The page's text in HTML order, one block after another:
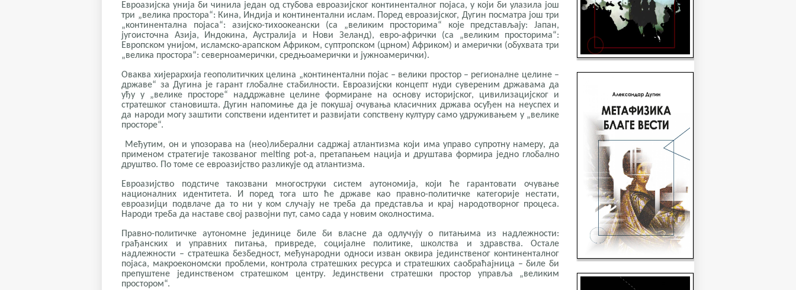
Евроазијска унија би чинила један од стубова евроазијског континенталног појаса, у који би улазила још
три „велика простора“: Кина, Индија и континентални ислам. Поред евроазијског, Дугин посматра још три
„континентална појаса“: азијско-тихоокеански (са „великим просторима“ које представљају: Јапан,
југоисточна Азија, Индокина, Аустралија и Нови Зеланд), евро-афрички (са „великим просторима“:
Европском унијом, исламско-арапском Африком, суптропском (црном) Африком) и амерички (обухвата три
„велика простора“: северноамерички, средњоамерички и јужноамерички).
Оваква хијерархија геополитичких целина „континентални појас – велики простор – регионалне целине –
државе“ за Дугина је гарант глобалне стабилности. Евроазијски концепт нуди сувереним државама да
уђу у „велике просторе“ наддржавне целине формиране на основу историјског, цивилизацијског и
стратешког становишта. Дугин напомиње да је покушај очувања класичних држава осуђен на неуспех и
да народи могу заштити сопствени идентитет и развијати сопствену културу само удруживањем у „велике
просторе“.
Међутим, он и упозорава на (нео)либерални садржај атлантизма који има управо супротну намеру, да
применом стратегије такозваног melting pot-a, претапањем нација и друштава формира једно глобално
друштво. По томе се евроазијство разликује од атлантизма.
Евроазијство подстиче такозвани многоструки систем аутономија, који ће гарантовати очување
националних идентитета. И поред тога што ће државе као правно-политичке категорије нестати,
евроазијци подвлаче да то ни у ком случају не треба да представља и крај народотворног процеса.
Народи треба да наставе свој развојни пут, само сада у новим околностима.
Правно-политичке аутономне јединице биле би власне да одлучују о питањима из надлежности:
грађанских и управних питања, привреде, социјалне политике, школства и здравства. Остале
надлежности – стратешка безбедност, међународни односи изван оквира јединственог континенталног
појаса, макроекономски проблеми, контрола стратешких ресурса и стратешких саобраћајница – биле би
препуштене јединственом стратешком центру. Јединствени стратешки простор управља „великим
простором“.